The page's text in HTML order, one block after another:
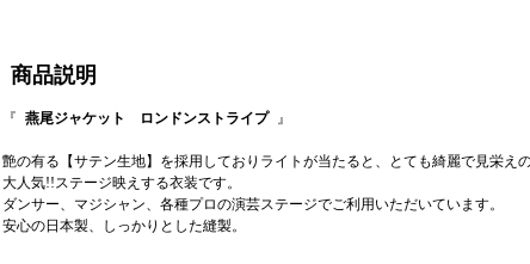
商品説明
『 燕尾ジャケット ロンドンストライプ 』
艶の有る【サテン生地】を採用しておりライトが当たると、とても綺麗で見栄え
大人気!!ステージ映えする衣装です。
ダンサー、マジシャン、各種プロの演芸ステージでご利用いただいています。
安心の日本製、しっかりとした縫製。